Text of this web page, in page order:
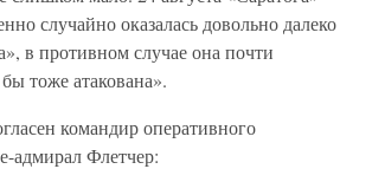
случайно оказалась довольно далеко
в противном случае она почти
тоже атакована».
командир оперативного
адмирал Флетчер: